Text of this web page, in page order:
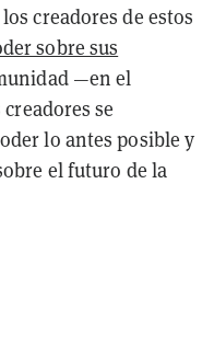
creadores de estos
sobre sus
—en el
creadores se
lo antes posible y
el futuro de la